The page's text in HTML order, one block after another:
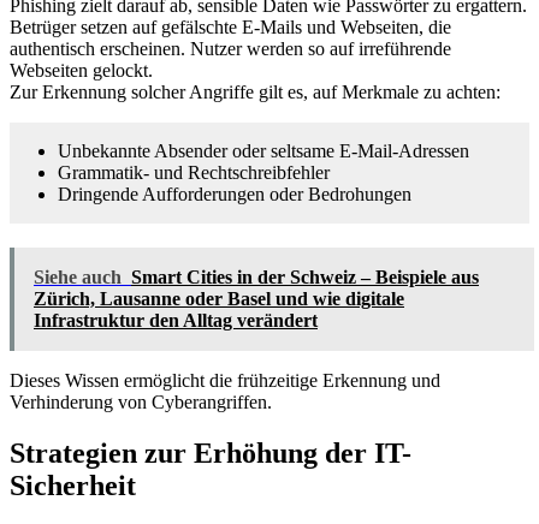
Phishing zielt darauf ab, sensible Daten wie Passwörter zu ergattern.
Betrüger setzen auf gefälschte E-Mails und Webseiten, die
authentisch erscheinen. Nutzer werden so auf irreführende
Webseiten gelockt.
Zur Erkennung solcher Angriffe gilt es, auf Merkmale zu achten:
Unbekannte Absender oder seltsame E-Mail-Adressen
Grammatik- und Rechtschreibfehler
Dringende Aufforderungen oder Bedrohungen
Siehe auch Smart Cities in der Schweiz – Beispiele aus
Zürich, Lausanne oder Basel und wie digitale
Infrastruktur den Alltag verändert
Dieses Wissen ermöglicht die frühzeitige Erkennung und
Verhinderung von Cyberangriffen.
Strategien zur Erhöhung der IT-
Sicherheit